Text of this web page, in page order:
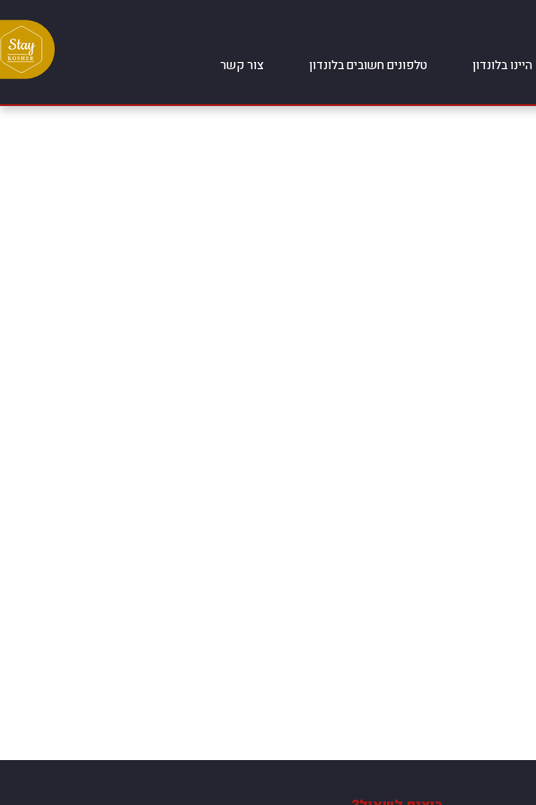
היינו בלונדון טלפונים חשובים בלונדון צור קשר